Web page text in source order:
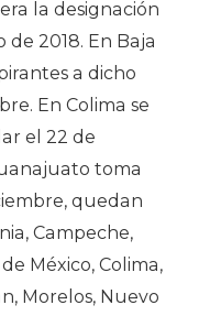
la designación
de 2018. En Baja
a dicho
En Colima se
el 22 de
toma
quedan
Campeche,
México, Colima,
Morelos, Nuevo